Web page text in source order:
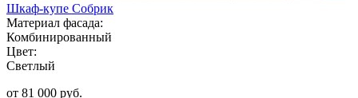
Шкаф-купе Собрик
Материал фасада:
Комбинированный
Цвет:
Светлый
от 81 000 руб.